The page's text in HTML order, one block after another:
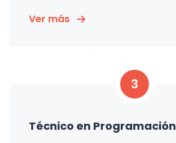
Ver más
3
Técnico en Programación